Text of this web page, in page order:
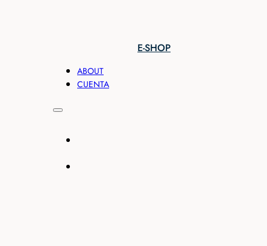
E-SHOP
ABOUT
CUENTA